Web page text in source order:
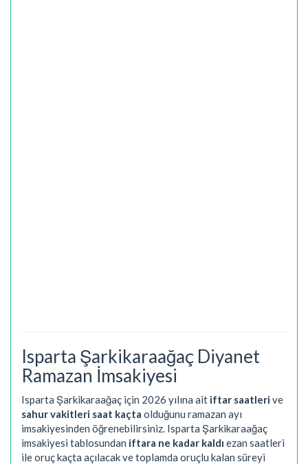
Isparta Şarkikaraağaç Diyanet
Ramazan İmsakiyesi
Isparta Şarkikaraağaç için 2026 yılına ait iftar saatlerive
sahur vakitleri saat kaçta olduğunu ramazan ayı
imsakiyesinden öğrenebilirsiniz. Isparta Şarkikaraağaç
imsakiyesi tablosundan iftara ne kadar kaldı ezan saatleri
ile oruç kaçta açılacak ve toplamda oruçlu kalan süreyi